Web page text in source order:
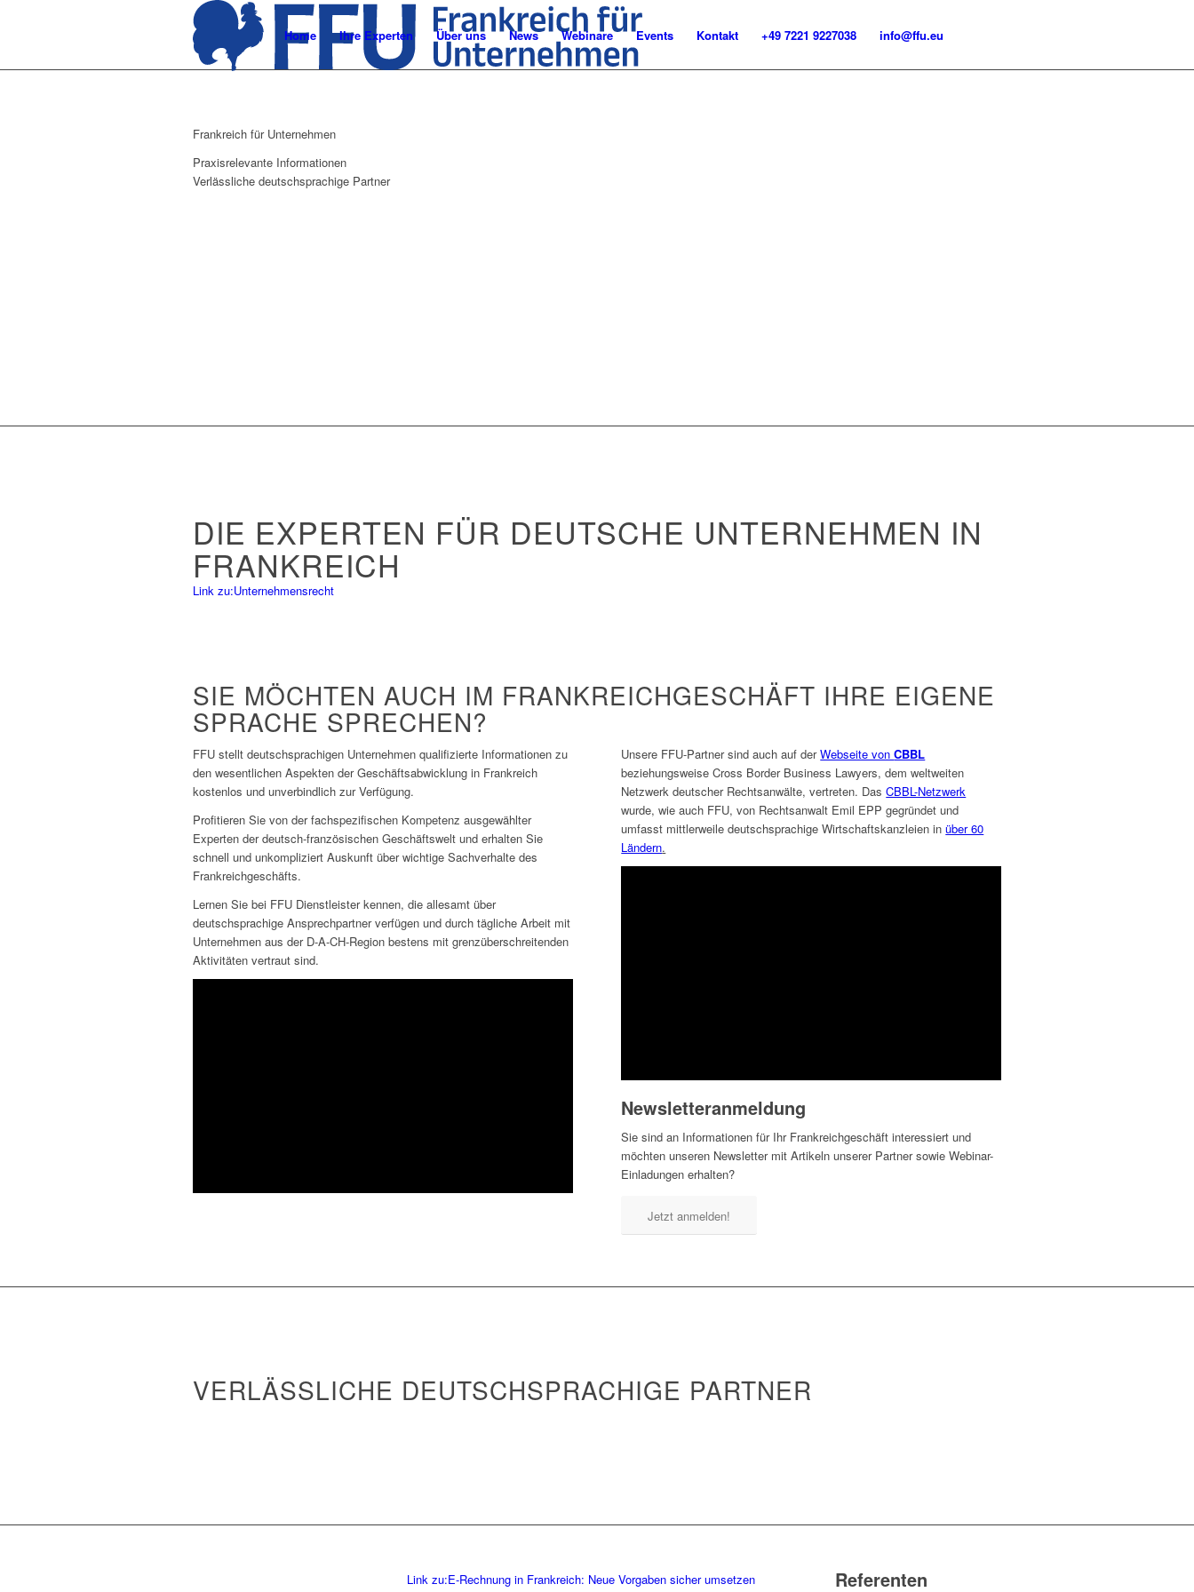
Home Ihre Experten Über uns News Webinare Events Kontakt +49 7221 9227038 info@ffu.eu
Frankreich für Unternehmen
Praxisrelevante Informationen
Verlässliche deutschsprachige Partner
DIE EXPERTEN FÜR DEUTSCHE UNTERNEHMEN IN
FRANKREICH
Link zu:Unternehmensrecht
SIE MÖCHTEN AUCH IM FRANKREICHGESCHÄFT IHRE EIGENE
SPRACHE SPRECHEN?
FFU stellt deutschsprachigen Unternehmen qualifizierte Informationen zu
den wesentlichen Aspekten der Geschäftsabwicklung in Frankreich
kostenlos und unverbindlich zur Verfügung.
Profitieren Sie von der fachspezifischen Kompetenz ausgewählter
Experten der deutsch-französischen Geschäftswelt und erhalten Sie
schnell und unkompliziert Auskunft über wichtige Sachverhalte des
Frankreichgeschäfts.
Lernen Sie bei FFU Dienstleister kennen, die allesamt über
deutschsprachige Ansprechpartner verfügen und durch tägliche Arbeit mit
Unternehmen aus der D-A-CH-Region bestens mit grenzüberschreitenden
Aktivitäten vertraut sind.
Unsere FFU-Partner sind auch auf derWebseite vonCBBL
beziehungsweise Cross Border Business Lawyers, dem weltweiten
Netzwerk deutscher Rechtsanwälte, vertreten. DasCBBL-Netzwerk
wurde, wie auch FFU, von Rechtsanwalt Emil EPP gegründet und
umfasst mittlerweile deutschsprachige Wirtschaftskanzleien inüber 60
Ländern.
Newsletteranmeldung
Sie sind an Informationen für Ihr Frankreichgeschäft interessiert und
möchten unseren Newsletter mit Artikeln unserer Partner sowie Webinar-
Einladungen erhalten?
Jetzt anmelden!
VERLÄSSLICHE DEUTSCHSPRACHIGE PARTNER
Link zu:E-Rechnung in Frankreich: Neue Vorgaben sicher umsetzen Referenten